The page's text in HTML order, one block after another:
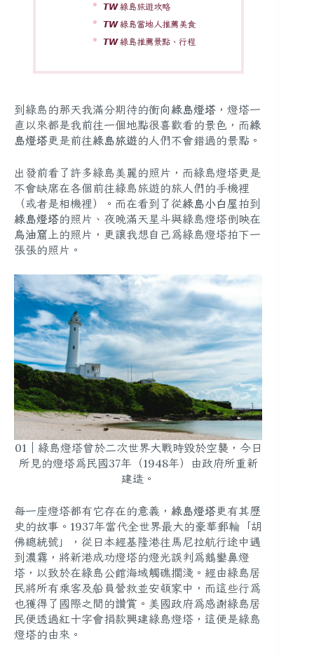
𝙏𝙒 綠島旅遊攻略
𝙏𝙒 綠島當地人推薦美食
𝙏𝙒 綠島推薦景點、行程
到綠島的那天我滿分期待的衝向 綠島燈塔 ，燈塔一
直以來都是我前往一個地點很喜歡看的景色，而綠
島燈塔更是前往綠島旅遊的人們不會錯過的景點。
出發前看了許多綠島美麗的照片，而綠島燈塔更是
不會缺席在各個前往綠島旅遊的旅人們的手機裡
（或者是相機裡）。而在看到了從綠島小白屋 拍到
綠島燈塔的照片、夜晚滿天星斗與綠島燈塔倒映在
烏油窟 上的照片，更讓我想自己為綠島燈塔拍下一
張張的照片。
01｜綠島燈塔曾於二次世界大戰時毀於空襲，今日
所見的燈塔為民國37年（1948年）由政府所重新
建造。
每一座燈塔都有它存在的意義， 綠島燈塔更有其歷
史的故事。1937年當代全世界最大的豪華郵輪「胡
佛總統號」，從日本經基隆港往馬尼拉航行途中遇
到濃霧，將新港成功燈塔的燈光誤判為鵝鑾鼻燈
塔，以致於在綠島公館海域觸礁擱淺。經由綠島居
民將所有乘客及船員營救並安頓家中，而這些行為
也獲得了國際之間的讚賞。美國政府為感謝綠島居
民便透過紅十字會捐款興建綠島燈塔，這便是綠島
燈塔的由來。